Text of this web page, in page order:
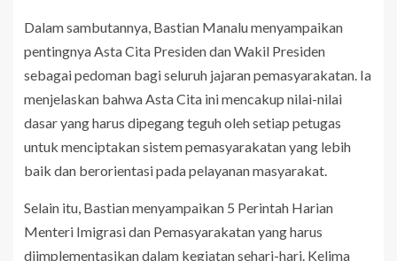
Dalam sambutannya, Bastian Manalu menyampaikan
pentingnya Asta Cita Presiden dan Wakil Presiden
sebagai pedoman bagi seluruh jajaran pemasyarakatan. Ia
menjelaskan bahwa Asta Cita ini mencakup nilai-nilai
dasar yang harus dipegang teguh oleh setiap petugas
untuk menciptakan sistem pemasyarakatan yang lebih
baik dan berorientasi pada pelayanan masyarakat.
Selain itu, Bastian menyampaikan 5 Perintah Harian
Menteri Imigrasi dan Pemasyarakatan yang harus
diimplementasikan dalam kegiatan sehari-hari. Kelima